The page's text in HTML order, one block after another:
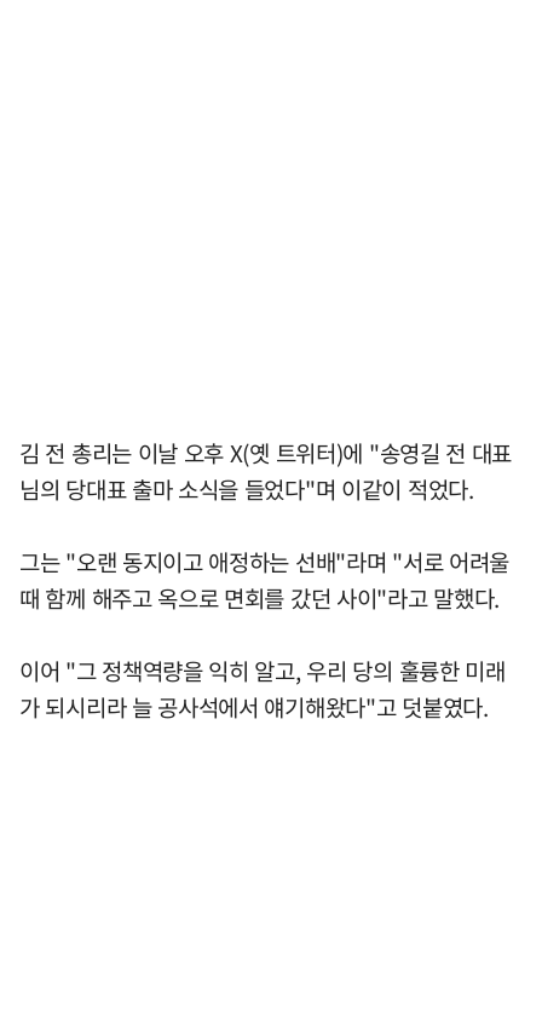
김 전 총리는 이날 오후 X(옛 트위터)에 "송영길 전 대표
님의 당대표 출마 소식을 들었다"며 이같이 적었다.
그는 "오랜 동지이고 애정하는 선배"라며 "서로 어려울
때 함께 해주고 옥으로 면회를 갔던 사이"라고 말했다.
이어 "그 정책역량을 익히 알고, 우리 당의 훌륭한 미래
가 되시리라 늘 공사석에서 얘기해왔다"고 덧붙였다.